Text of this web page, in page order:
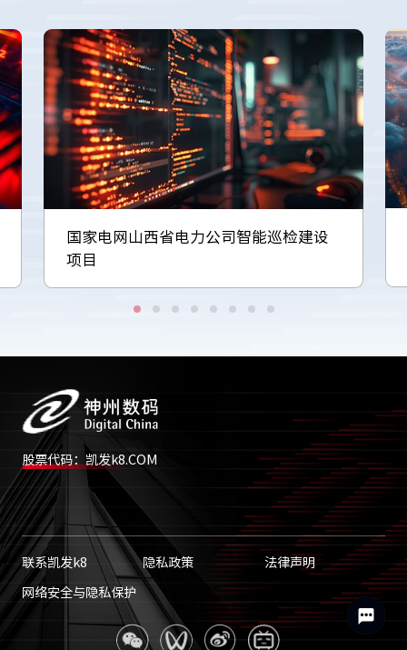
国家电网山西省电力公司智能巡检建设
项目
股票代码：凯发k8.COM
联系凯发k8 隐私政策 法律声明
网络安全与隐私保护